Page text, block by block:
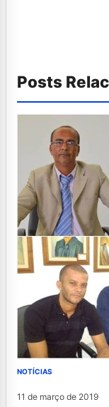
Posts
NOTÍCIAS
11 de março de 2019